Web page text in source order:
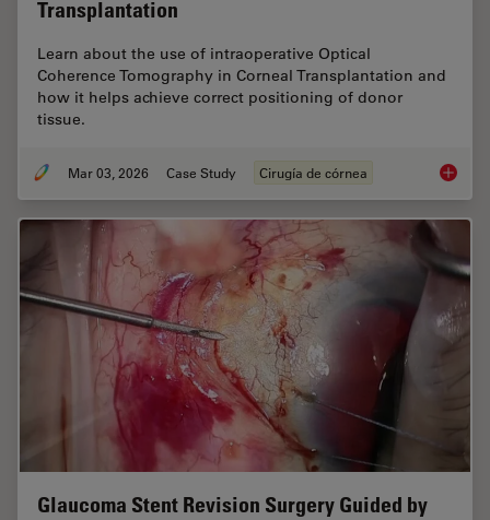
Transplantation
Learn about the use of intraoperative Optical
Coherence Tomography in Corneal Transplantation and
how it helps achieve correct positioning of donor
tissue.
Mar 03, 2026 Case Study Cirugía de córnea
Glaucoma Stent Revision Surgery Guided by